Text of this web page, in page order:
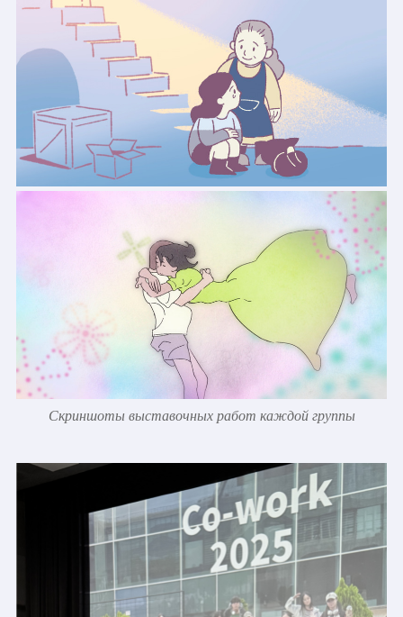
Скриншоты выставочных работ каждой группы